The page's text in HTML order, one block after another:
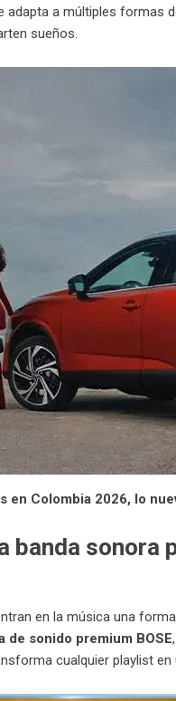
a múltiples formas
sueños.
en Colombia 2026, lo
banda sonora
en la música una
de sonido premium BOSE
cualquier playlist en